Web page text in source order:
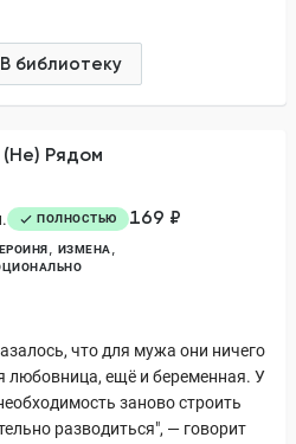
В библиотеку
(Не) Рядом
ПОЛНОСТЬЮ 169 ₽
ИЗМЕНА
что для мужа они ничего
любовница, ещё и беременная. У
заново строить
разводиться", — говорит